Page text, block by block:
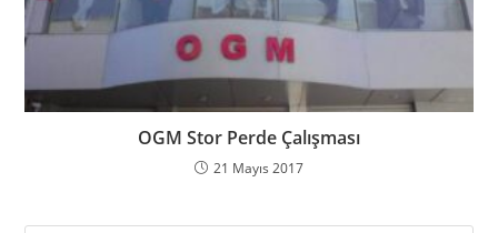
OGM Stor Perde Çalışması
21 Mayıs 2017